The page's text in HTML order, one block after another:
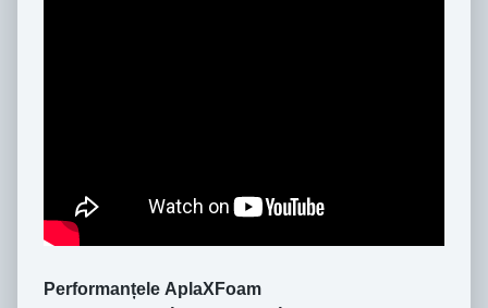
Performanțele AplaXFoam